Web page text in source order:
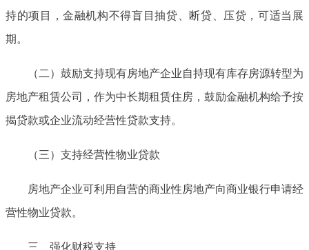
持的项目，金融机构不得盲目抽贷、断贷、压贷，可适当展
期。
（二）鼓励支持现有房地产企业自持现有库存房源转型为
房地产租赁公司，作为中长期租赁住房，鼓励金融机构给予按
揭贷款或企业流动经营性贷款支持。
（三）支持经营性物业贷款
房地产企业可利用自营的商业性房地产向商业银行申请经
营性物业贷款。
三、强化财税支持